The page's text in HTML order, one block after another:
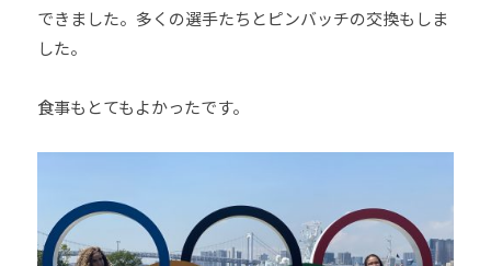
できました。多くの選手たちとピンバッチの交換もしま
した。
食事もとてもよかったです。